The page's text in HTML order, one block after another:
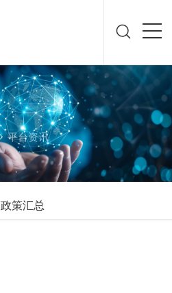
平台资讯
政策汇总